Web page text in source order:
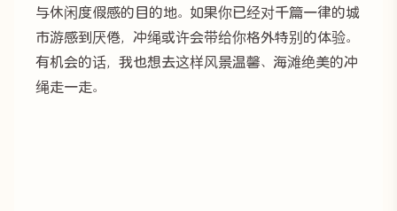
与休闲度假感的目的地。如果你已经对千篇一律的城
市游感到厌倦，冲绳或许会带给你格外特别的体验。
有机会的话，我也想去这样风景温馨、海滩绝美的冲
绳走一走。